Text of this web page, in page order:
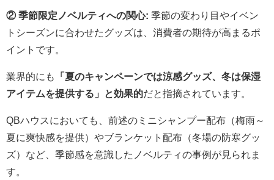
② 季節限定ノベルティへの関心: 季節の変わり目やイベン
トシーズンに合わせたグッズは、消費者の期待が高まるポ
イントです。
業界的にも
「夏のキャンペーンでは涼感グッズ、冬は保湿
アイテムを提供する」と効果的だと指摘されています。
QBハウスにおいても、前述のミニシャンプー配布（梅雨～
夏に爽快感を提供）やブランケット配布（冬場の防寒グッ
ズ）など、季節感を意識したノベルティの事例が見られま
す。